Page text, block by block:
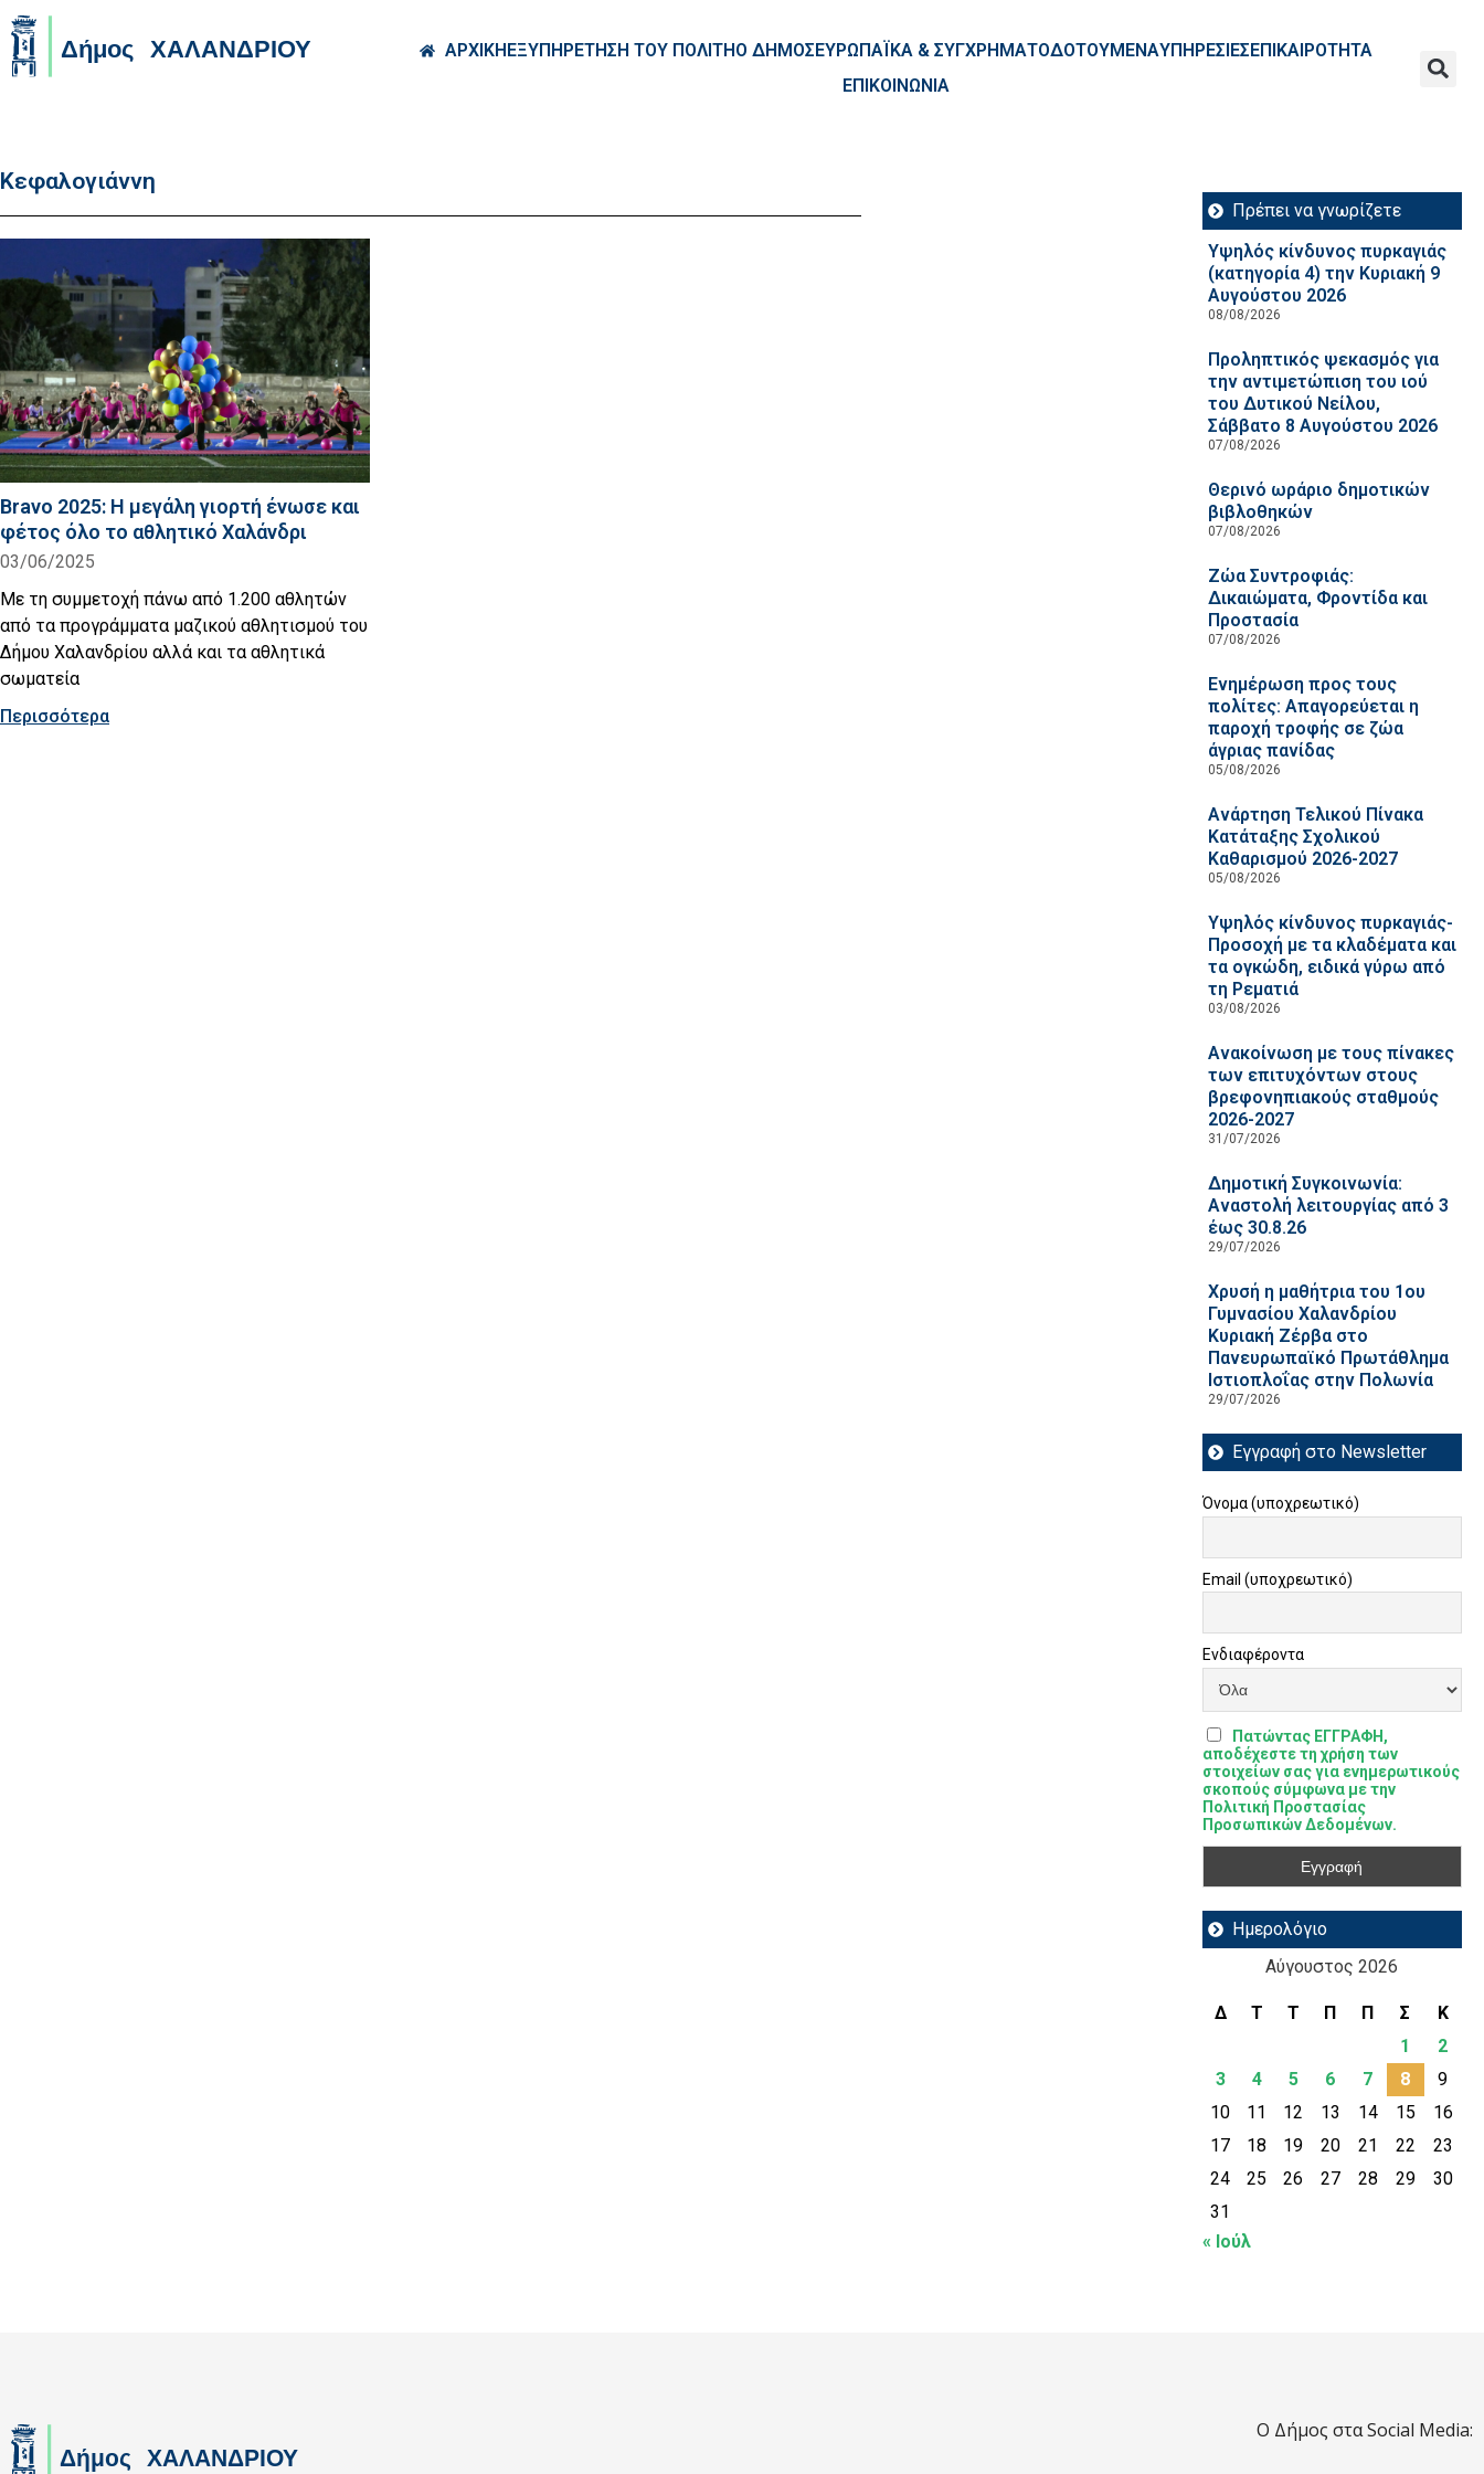
ΑΡΧΙΚΗΕΞΥΠΗΡΕΤΗΣΗ ΤΟΥ ΠΟΛΙΤΗΟ ΔΗΜΟΣΕΥΡΩΠΑΪΚΑ & ΣΥΓΧΡΗΜΑΤΟΔΟΤΟΥΜΕΝΑΥΠΗΡΕΣΙΕΣΕΠΙΚΑΙΡΟΤΗΤΑ
ΕΠΙΚΟΙΝΩΝΙΑ
Κεφαλογιάννη
Bravo 2025: Η μεγάλη γιορτή ένωσε και
φέτος όλο το αθλητικό Χαλάνδρι
03/06/2025
Με τη συμμετοχή πάνω από 1.200 αθλητών
από τα προγράμματα μαζικού αθλητισμού του
Δήμου Χαλανδρίου αλλά και τα αθλητικά
σωματεία
Περισσότερα
Πρέπει να γνωρίζετε
Υψηλός κίνδυνος πυρκαγιάς
(κατηγορία 4) την Κυριακή 9
Αυγούστου 2026
08/08/2026
Προληπτικός ψεκασμός για
την αντιμετώπιση του ιού
του Δυτικού Νείλου,
Σάββατο 8 Αυγούστου 2026
07/08/2026
Θερινό ωράριο δημοτικών
βιβλοθηκών
07/08/2026
Ζώα Συντροφιάς:
Δικαιώματα, Φροντίδα και
Προστασία
07/08/2026
Ενημέρωση προς τους
πολίτες: Απαγορεύεται η
παροχή τροφής σε ζώα
άγριας πανίδας
05/08/2026
Ανάρτηση Τελικού Πίνακα
Κατάταξης Σχολικού
Καθαρισμού 2026-2027
05/08/2026
Υψηλός κίνδυνος πυρκαγιάς-
Προσοχή με τα κλαδέματα και
τα ογκώδη, ειδικά γύρω από
τη Ρεματιά
03/08/2026
Ανακοίνωση με τους πίνακες
των επιτυχόντων στους
βρεφονηπιακούς σταθμούς
2026-2027
31/07/2026
Δημοτική Συγκοινωνία:
Αναστολή λειτουργίας από 3
έως 30.8.26
29/07/2026
Χρυσή η μαθήτρια του 1ου
Γυμνασίου Χαλανδρίου
Κυριακή Ζέρβα στο
Πανευρωπαϊκό Πρωτάθλημα
Ιστιοπλοΐας στην Πολωνία
29/07/2026
Εγγραφή στο Newsletter
Όνομα (υποχρεωτικό)
Email (υποχρεωτικό)
Ενδιαφέροντα
Πατώντας ΕΓΓΡΑΦΗ,
αποδέχεστε τη χρήση των
στοιχείων σας για ενημερωτικούς
σκοπούς σύμφωνα με την
Πολιτική Προστασίας
Προσωπικών Δεδομένων.
Ημερολόγιο
Αύγουστος 2026
Δ Τ Τ Π Π Σ
Κ
1
2
3
4 5 6 7 8
9
10
11 12 13 14 15
16
17
18 19 20 21 22
23
24
25 26 27 28 29
30
31
« Ιούλ
Ο Δήμος στα Social Media: